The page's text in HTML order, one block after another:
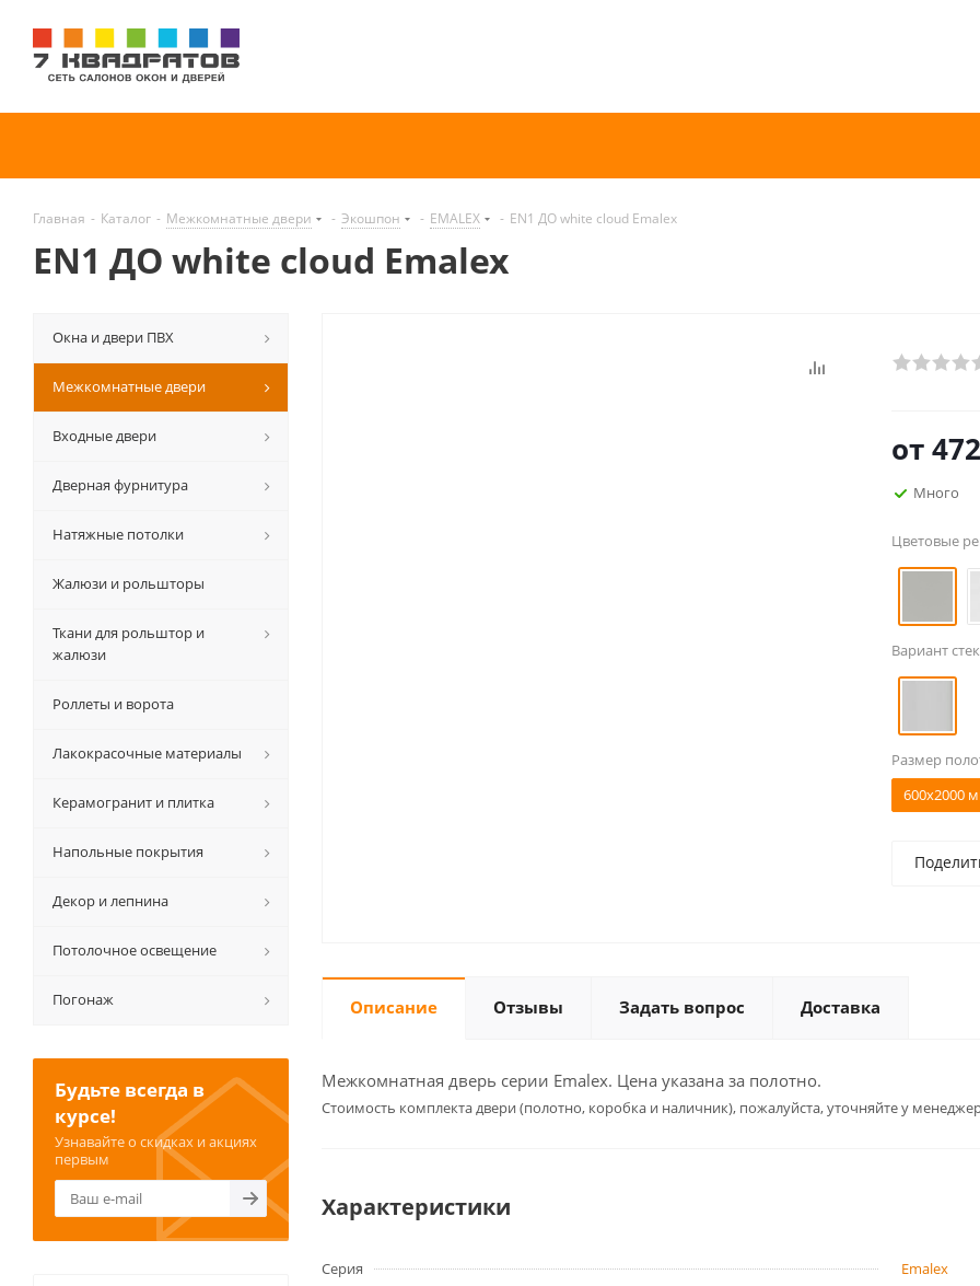
Главная - Каталог - Межкомнатные двери - Экошпон - EMALEX - EN1 ДО white cloud Emalex
EN1 ДО white cloud Emalex
от
Много
Цветовые
Вариант
Размер
600x2000
Описание Отзывы Задать вопрос Доставка
Межкомнатная дверь серии Emalex. Цена указана за полотно.
Cтоимость комплекта двери (полотно, коробка и наличник), пожалуйста, уточняйте у
Характеристики
Серия
Emalex
Окна и двери ПВХ
Межкомнатные двери
Входные двери
Дверная фурнитура
Натяжные потолки
Жалюзи и рольшторы
Ткани для рольштор и
жалюзи
Роллеты и ворота
Лакокрасочные материалы
Керамогранит и плитка
Напольные покрытия
Декор и лепнина
Потолочное освещение
Погонаж
Будьте всегда в
курсе!
Узнавайте о скидках и акциях
первым